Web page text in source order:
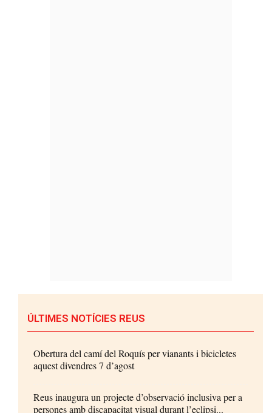
ÚLTIMES NOTÍCIES REUS
Obertura del camí del Roquís per vianants i bicicletes
aquest divendres 7 d’agost
Reus inaugura un projecte d’observació inclusiva per a
persones amb discapacitat visual durant l’eclipsi...